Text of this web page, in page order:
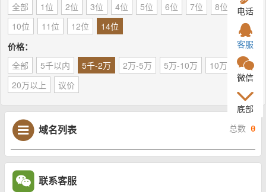
全部
1位 2位 3位 4位 5位 6位 7位 8位
9位
10位
11位 12位
14位
价格：
全部
5千以内 5千-2万 2万-5万 5万-10万
10万-20万
20万以上
议价
域名列表 总数0
联系客服
电话
客服
微信
底部